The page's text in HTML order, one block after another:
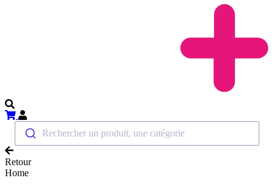
Rechercher un produit, une catégorie
Retour
Home